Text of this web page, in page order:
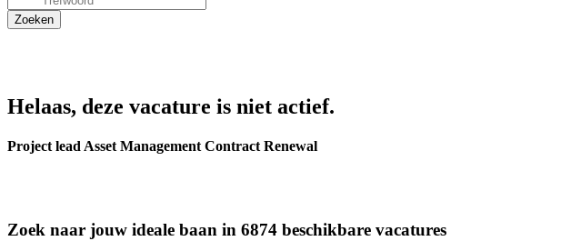
Helaas, deze vacature is niet actief.
Project lead Asset Management Contract Renewal
Zoek naar jouw ideale baan in 6874 beschikbare vacatures